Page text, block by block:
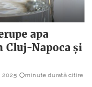
apa
Napoca și
2025
minute durată citire